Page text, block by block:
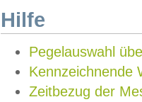
Hilfe
Pegelauswahl
Kennzeichnende
Zeitbezug der